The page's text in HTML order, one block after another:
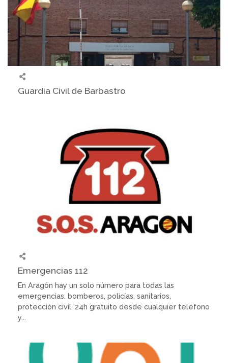
Guardia Civil de Barbastro
Emergencias 112
En Aragón hay un solo número para todas las
emergencias: bomberos, policías, sanitarios,
protección civil. 24h gratuito desde cualquier teléfono
y...